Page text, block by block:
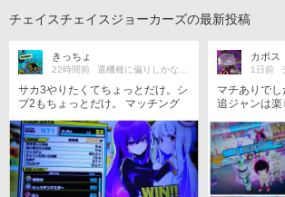
チェイスチェイスジョーカーズの最新投稿
きっちょ
22時間前 選機種に偏りしかない多機種勢
サカ3やりたくてちょっとだけ。シ
ブ2もちょっとだけ。 マッチング
した試合、デグチ戦(守)で盛大にや
らかしたのが最大の反省ポイン
ト。すいませんでした。。
カボス
1日前
マチありで
追ジャンは楽